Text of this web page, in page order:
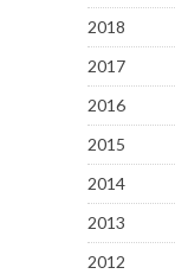
2018
2017
2016
2015
2014
2013
2012